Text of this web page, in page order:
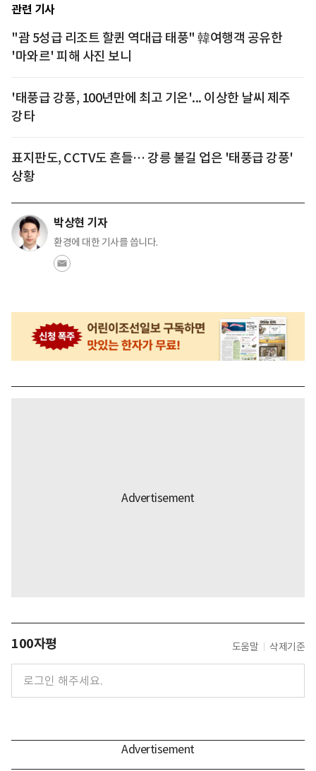
관련 기사
"괌 5성급 리조트 할퀸 역대급 태풍" 韓여행객 공유한
'마와르' 피해 사진 보니
'태풍급 강풍, 100년만에 최고 기온'... 이상한 날씨 제주
강타
표지판도, CCTV도 흔들… 강릉 불길 업은 '태풍급 강풍'
상황
박상현 기자
환경에 대한 기사를 씁니다.
100자평 도움말 삭제기준